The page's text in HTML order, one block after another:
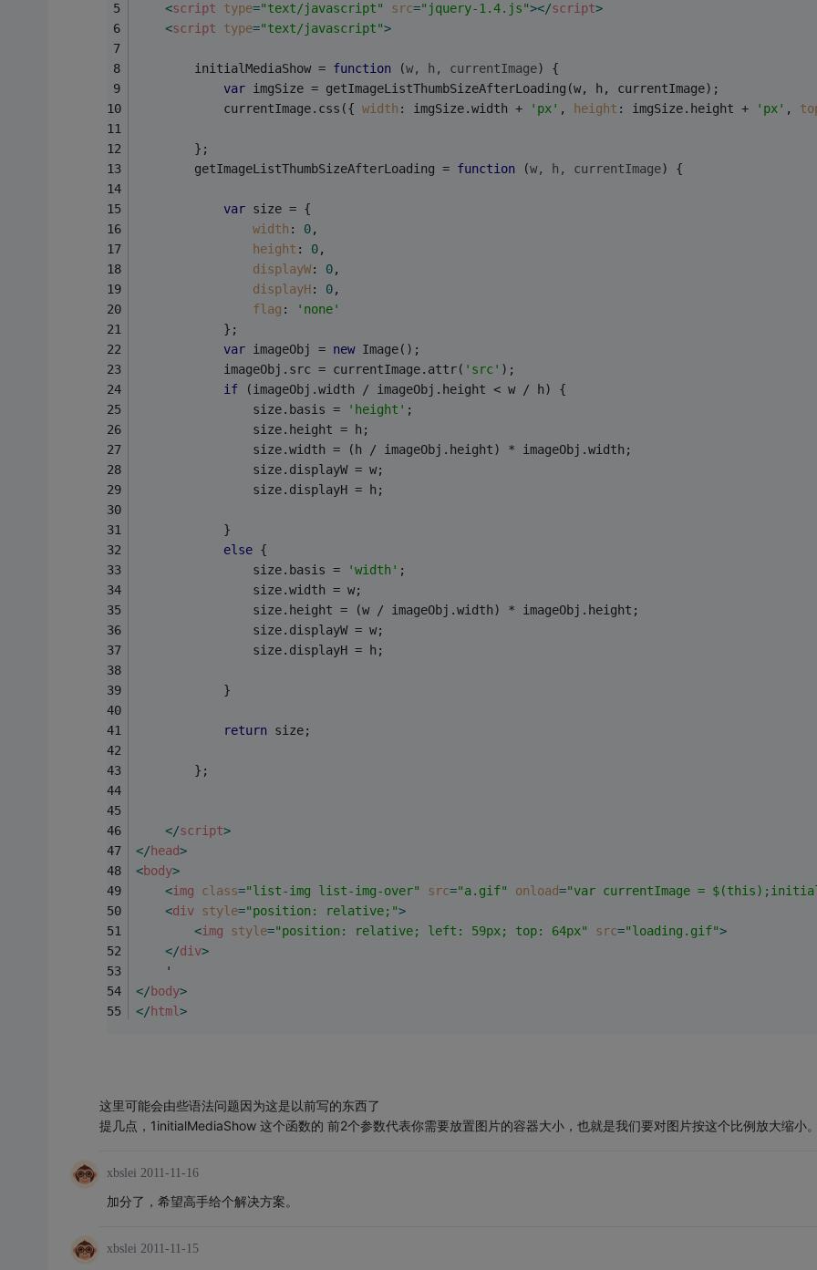
<script type="text/javascript" src="jquery-1.4.js"></script>
<script type="text/javascript">
        initialMediaShow =
function (w, h, currentImage) {
var imgSize = getImageListThumbSizeAfterLoading(w, h, currentImage);
            currentImage.css({
width : imgSize.width + 'px' , height : imgSize.height + 'px' ,
        };
        getImageListThumbSizeAfterLoading =
function (w, h, currentImage) {
var size = {
width : 0,
height : 0,
displayW: 0,
displayH: 0,
flag :
'none'
            };
var imageObj = new Image();
            imageObj.src = currentImage.attr(
'src' );
if (imageObj.width / imageObj.height < w / h) {
                size.basis =
'height' ;
                size.height = h;
                size.width = (h / imageObj.height) * imageObj.width;
                size.displayW = w;
                size.displayH = h;
            }
else {
                size.basis =
'width' ;
                size.width = w;
                size.height = (w / imageObj.width) * imageObj.height;
                size.displayW = w;
                size.displayH = h;
            }
return size;
        };
</script>
</head>
<body>
<img class="list-img list-img-over" src="a.gif" onload="var currentImage =
<div style="position: relative;">
<img style="position: relative; left: 59px; top: 64px" src="loading.gif">
</div>
    '
</body>
</html >
这里可能会由些语法问题因为这是以前写的东西了
提几点，1initialMediaShow 这个函数的 前2个参数代表你需要放置图片的容器大小，也就是我们要对图片按这个比例放大缩小
xbslei 2011-11-16
加分了，希望高手给个解决方案。
xbslei 2011-11-15